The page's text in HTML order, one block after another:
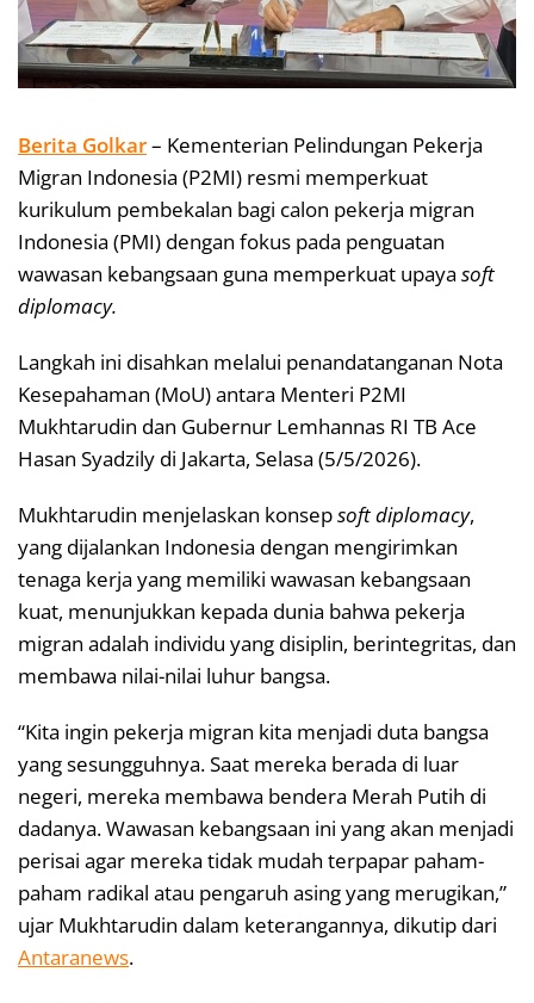
Berita Golkar– Kementerian Pelindungan Pekerja
Migran Indonesia (P2MI) resmi memperkuat
kurikulum pembekalan bagi calon pekerja migran
Indonesia (PMI) dengan fokus pada penguatan
wawasan kebangsaan guna memperkuat upaya soft
diplomacy.
Langkah ini disahkan melalui penandatanganan Nota
Kesepahaman (MoU) antara Menteri P2MI
Mukhtarudin dan Gubernur Lemhannas RI TB Ace
Hasan Syadzily di Jakarta, Selasa (5/5/2026).
Mukhtarudin menjelaskan konsepsoft diplomacy,
yang dijalankan Indonesia dengan mengirimkan
tenaga kerja yang memiliki wawasan kebangsaan
kuat, menunjukkan kepada dunia bahwa pekerja
migran adalah individu yang disiplin, berintegritas, dan
membawa nilai-nilai luhur bangsa.
“Kita ingin pekerja migran kita menjadi duta bangsa
yang sesungguhnya. Saat mereka berada di luar
negeri, mereka membawa bendera Merah Putih di
dadanya. Wawasan kebangsaan ini yang akan menjadi
perisai agar mereka tidak mudah terpapar paham-
paham radikal atau pengaruh asing yang merugikan,”
ujar Mukhtarudin dalam keterangannya, dikutip dari
Antaranews.